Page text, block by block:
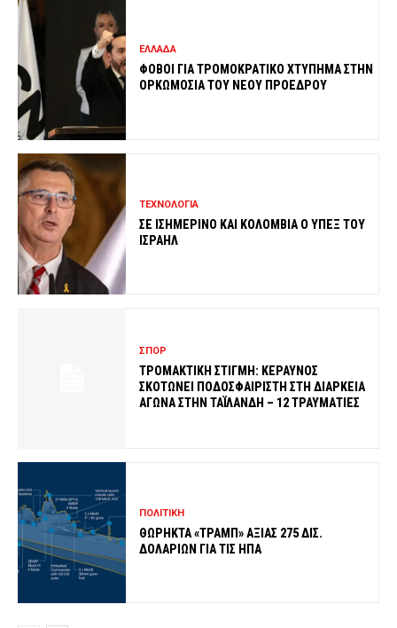
ΕΛΛΑΔΑ
ΦΟΒΟΙ ΓΙΑ ΤΡΟΜΟΚΡΑΤΙΚΟ ΧΤΥΠΗΜΑ ΣΤΗΝ
ΟΡΚΩΜΟΣΙΑ ΤΟΥ ΝΕΟΥ ΠΡΟΕΔΡΟΥ
ΤΕΧΝΟΛΟΓΙΑ
ΣΕ ΙΣΗΜΕΡΙΝΟ ΚΑΙ ΚΟΛΟΜΒΙΑ Ο ΥΠΕΞ ΤΟΥ
ΙΣΡΑΗΛ
ΣΠΟΡ
ΤΡΟΜΑΚΤΙΚΗ ΣΤΙΓΜΗ: ΚΕΡΑΥΝΟΣ
ΣΚΟΤΩΝΕΙ ΠΟΔΟΣΦΑΙΡΙΣΤΗ ΣΤΗ ΔΙΑΡΚΕΙΑ
ΑΓΩΝΑ ΣΤΗΝ ΤΑΪΛΑΝΔΗ – 12 ΤΡΑΥΜΑΤΙΕΣ
ΠΟΛΙΤΙΚΗ
ΘΩΡΗΚΤΑ «ΤΡΑΜΠ» ΑΞΙΑΣ 275 ΔΙΣ.
ΔΟΛΑΡΙΩΝ ΓΙΑ ΤΙΣ ΗΠΑ